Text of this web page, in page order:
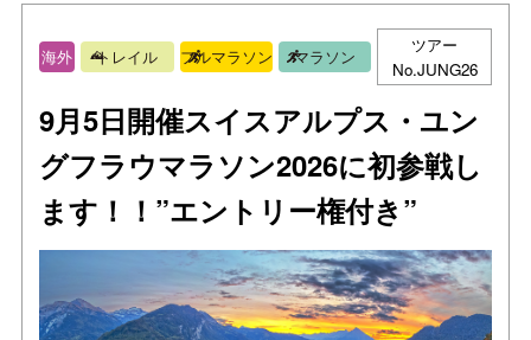
海外 トレイル フルマラソン マラソン
ツアー
No.JUNG26
9月5日開催スイスアルプス・ユン
グフラウマラソン2026に初参戦し
ます！！”エントリー権付き”